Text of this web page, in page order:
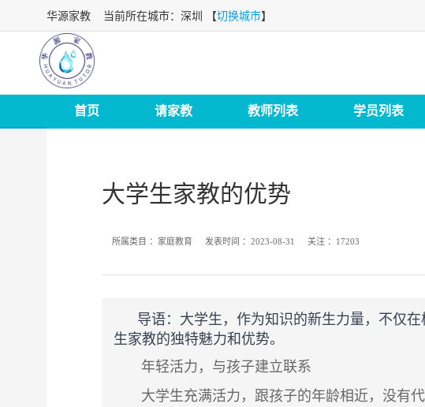
华源家教 当前所在城市：深圳 【切换城市】
首页 请家教 教师列表 学员列表
大学生家教的优势
所属类目 ： 家庭教育 发表时间 ：2023-08-31 关注 ： 17203
导语： 大学生，作为知识的新生力量，不仅
生家教的独特魅力和优势。
年轻活力，与孩子建立联系
大学生充满活力，跟孩子的年龄相近，没有